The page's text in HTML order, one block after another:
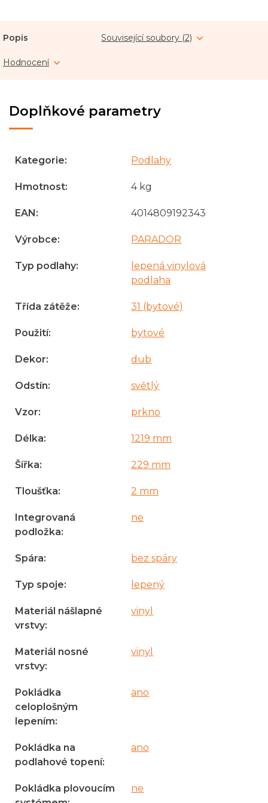
Popis Související soubory (2)
Hodnocení
Doplňkové parametry
Kategorie: Podlahy
Hmotnost: 4 kg
EAN: 4014809192343
Výrobce: PARADOR
Typ podlahy:
lepená vinylová
podlaha
Třída zátěže: 31 (bytové)
Použití: bytové
Dekor: dub
Odstín: světlý
Vzor: prkno
Délka: 1219 mm
Šířka: 229 mm
Tloušťka: 2 mm
Integrovaná
podložka:
ne
Spára: bez spáry
Typ spoje: lepený
Materiál nášlapné
vrstvy:
vinyl
Materiál nosné
vrstvy:
vinyl
Pokládka
celoplošným
lepením:
ano
Pokládka na
podlahové topení:
ano
Pokládka plovoucím
ne